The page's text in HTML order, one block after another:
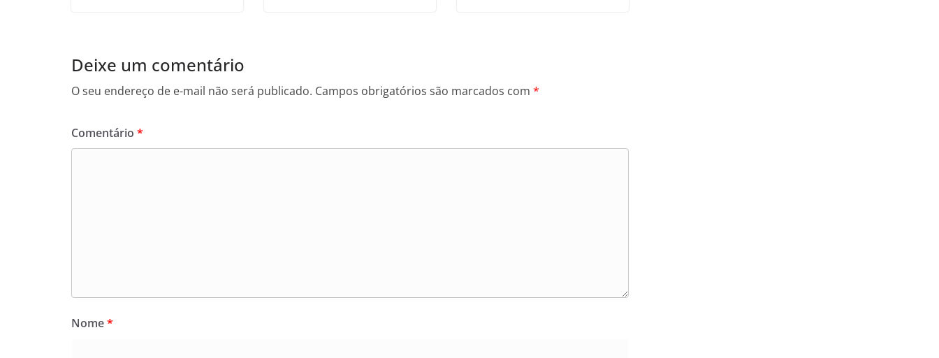
Deixe um comentário
O seu endereço de e-mail não será publicado. Campos obrigatórios são marcados com *
Comentário *
Nome*